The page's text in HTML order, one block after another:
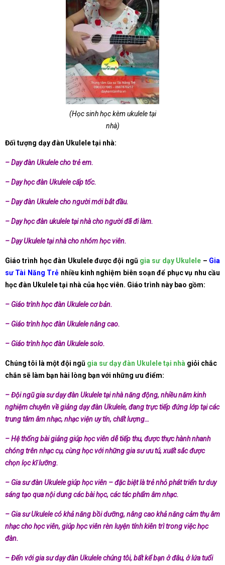
(Học sinh học kèm ukulele tại
nhà)
Đối tượng dạy đàn Ukulele tại nhà:
– Dạy đàn Ukulele cho trẻ em.
– Dạy học đàn Ukulele cấp tốc.
– Dạy đàn Ukulele cho người mới bắt đầu.
– Dạy học đàn ukulele tại nhà cho người đã đi làm.
– Dạy Ukulele tại nhà cho nhóm học viên.
Giáo trình học đàn Ukulele được đội ngũ gia sư dạy Ukulele – Gia
sư Tài Năng Trẻ nhiều kinh nghiệm biên soạn để phục vụ nhu cầu
học đàn Ukulele tại nhà của học viên. Giáo trình này bao gồm:
– Giáo trình học đàn Ukulele cơ bản.
– Giáo trình học đàn Ukulele nâng cao.
– Giáo trình học đàn Ukulele solo.
Chúng tôi là một đội ngũ gia sư dạy đàn Ukulele tại nhà giỏi chắc
chắn sẽ làm bạn hài lòng bạn với những ưu điểm:
– Đội ngũ gia sư dạy đàn Ukulele tại nhà năng động, nhiều năm kinh
nghiệm chuyên về giảng dạy đàn Ukulele, đang trực tiếp đứng lớp tại các
trung tâm âm nhạc, nhạc viện uy tín, chất lượng…
– Hệ thống bài giảng giúp học viên dễ tiếp thu, được thực hành nhanh
chóng trên nhạc cụ, cùng học với những gia sư ưu tú, xuất sắc được
chọn lọc kĩ lưỡng.
– Gia sư đàn Ukulele giúp học viên – đặc biệt là trẻ nhỏ phát triển tư duy
sáng tạo qua nội dung các bài học, các tác phẩm âm nhạc.
– Gia sư Ukulele có khả năng bồi dưỡng, nâng cao khả năng cảm thụ âm
nhạc cho học viên, giúp học viên rèn luyện tính kiên trì trong việc học
đàn.
– Đến với gia sư dạy đàn Ukulele chúng tôi, bất kể bạn ở đâu, ở lứa tuổi